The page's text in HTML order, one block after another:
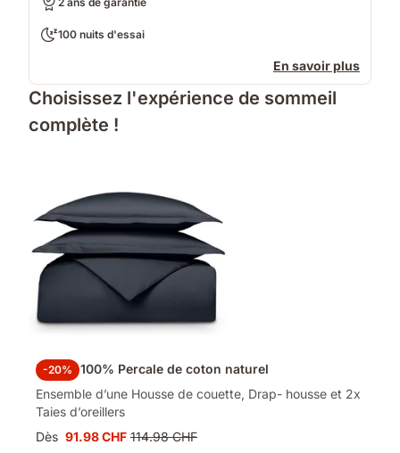
100 nuits d'essai
En savoir plus
Choisissez l'expérience de sommeil
complète !
-20%
Parure 100% Percale de coton naturel
Ensemble d’une Housse de couette, Drap- housse et 2x
Taies d’oreillers
Dès Prix
91.98 CHF Prix
114.98 CHF